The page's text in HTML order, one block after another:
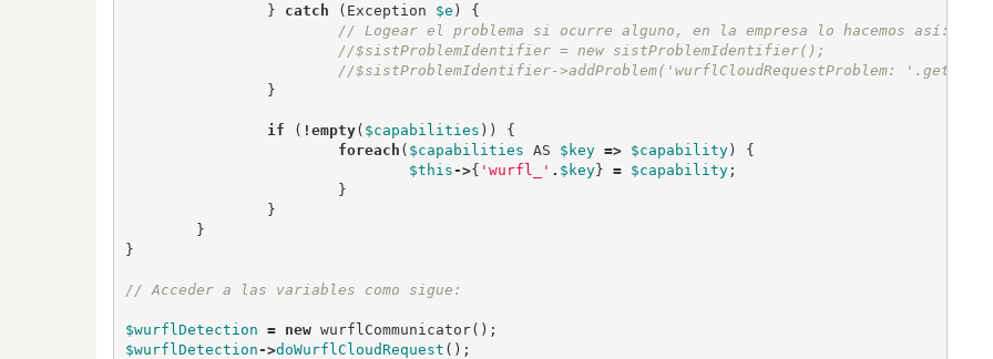
}
catch ( Exception $e )
{
}
if ( ! empty( $capabilities ))
{
foreach ( $capabilities AS $key => $capability)
{
$this ->{ 'wurfl_' . $key} = $capability;
}
}
}
}
$wurflDetection = new wurflCommunicator();
$wurflDetection ->doWurflCloudRequest ();